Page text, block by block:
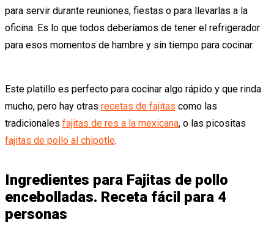
para servir durante reuniones, fiestas o para llevarlas a la
oficina. Es lo que todos deberíamos de tener el refrigerador
para esos momentos de hambre y sin tiempo para cocinar.
Este platillo es perfecto para cocinar algo rápido y que rinda
mucho, pero hay otras recetas de fajitas como las
tradicionales fajitas de res a la mexicana, o las picositas
fajitas de pollo al chipotle.
Ingredientes para Fajitas de pollo
encebolladas. Receta fácil para 4
personas